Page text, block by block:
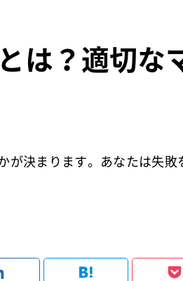
は？適切な
決まります。あなたは失敗